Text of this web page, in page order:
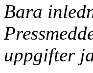
Bara
uppgifter